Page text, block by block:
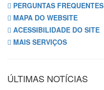
PERGUNTAS FREQUENTES
MAPA DO WEBSITE
ACESSIBILIDADE DO SITE
MAIS SERVIÇOS
ÚLTIMAS NOTÍCIAS